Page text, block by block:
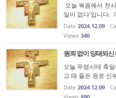
오늘 복음에서 천
일이 없다'입니다.
는 것으로 보입니
을 위한 것이 아님
Date 2024.12.09
Views 340
원죄 없이 잉태되
오늘 무염시태 축
교 때 들은 원로 신
그런 강론하지 말
좌신부로 왔는데 오
Date 2024.12.09